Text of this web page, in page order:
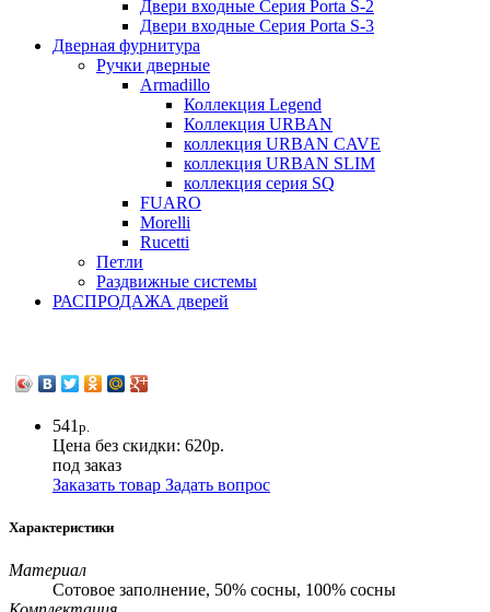
Двери входные Серия Porta S-2
Двери входные Серия Porta S-3
Дверная фурнитура
Ручки дверные
Armadillo
Коллекция Legend
Коллекция URBAN
коллекция URBAN CAVE
коллекция URBAN SLIM
коллекция серия SQ
FUARO
Morelli
Rucetti
Петли
Раздвижные системы
РАСПРОДАЖА дверей
541 р.
Цена без скидки: 620р.
под заказ
Заказать товар Задать вопрос
Характеристики
Материал
Сотовое заполнение, 50% сосны, 100% сосны